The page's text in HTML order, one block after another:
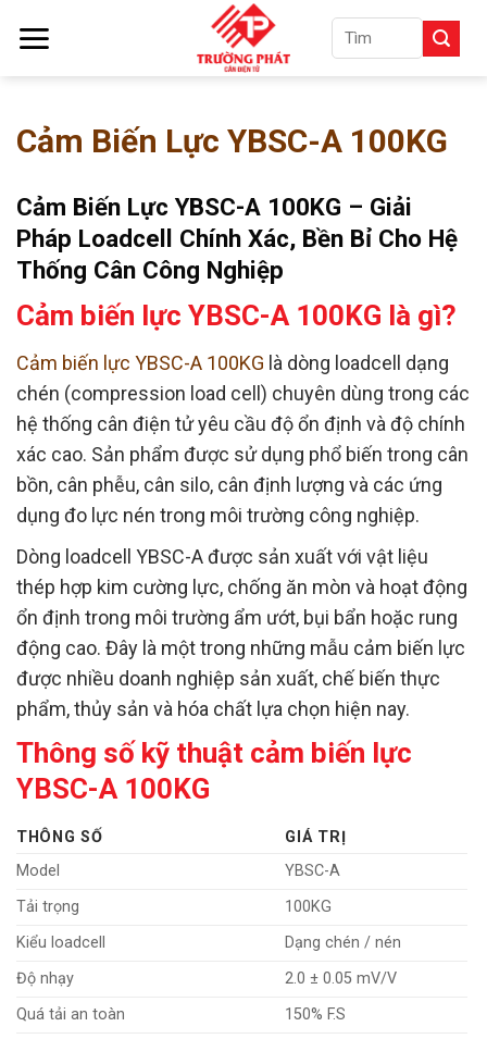
kiếm:
Cảm Biến Lực YBSC-A 100KG
Cảm Biến Lực YBSC-A 100KG – Giải
Pháp Loadcell Chính Xác, Bền Bỉ Cho Hệ
Thống Cân Công Nghiệp
Cảm biến lực YBSC-A 100KG là gì?
Cảm biến lực YBSC-A 100KG là dòng loadcell dạng
chén (compression load cell) chuyên dùng trong các
hệ thống cân điện tử yêu cầu độ ổn định và độ chính
xác cao. Sản phẩm được sử dụng phổ biến trong cân
bồn, cân phễu, cân silo, cân định lượng và các ứng
dụng đo lực nén trong môi trường công nghiệp.
Dòng loadcell YBSC-A được sản xuất với vật liệu
thép hợp kim cường lực, chống ăn mòn và hoạt động
ổn định trong môi trường ẩm ướt, bụi bẩn hoặc rung
động cao. Đây là một trong những mẫu cảm biến lực
được nhiều doanh nghiệp sản xuất, chế biến thực
phẩm, thủy sản và hóa chất lựa chọn hiện nay.
Thông số kỹ thuật cảm biến lực
YBSC-A 100KG
THÔNG SỐ
GIÁ TRỊ
Model
YBSC-A
Tải trọng
100KG
Kiểu loadcell
Dạng chén / nén
Độ nhạy
2.0 ± 0.05 mV/V
Quá tải an toàn
150% F.S